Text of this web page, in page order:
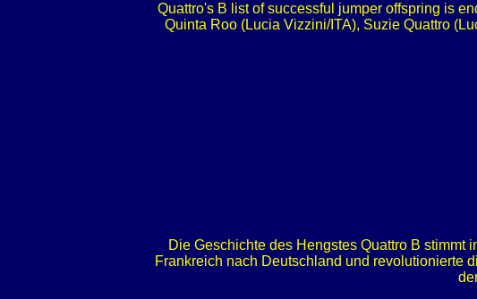
Quattro's B list of successful jumper offspring is
Quinta Roo (Lucia Vizzini/ITA), Suzie Quattro
Die Geschichte des Hengstes Quattro B stimmt
Frankreich nach Deutschland und revolutionierte